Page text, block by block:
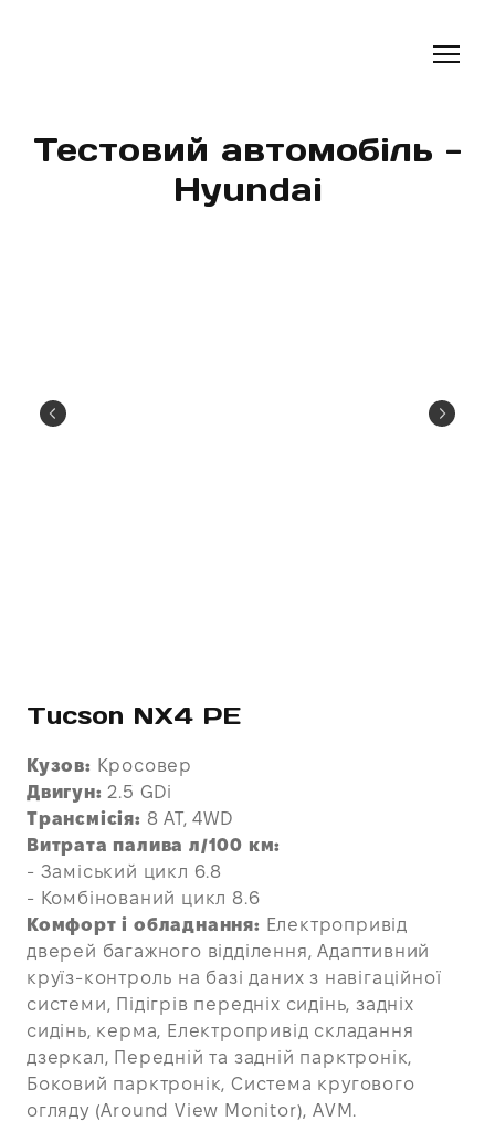
Тестовий автомобіль -
Hyundai
Tucson NX4 PE
Кузов:
Кросовер
Двигун:2.5 GDi
Трансмісія: 8 AT, 4WD
Витрата палива л/100 км:
- Заміський цикл 6.8
- Комбінований цикл 8.6
Комфорт і обладнання:
Електропривід
дверей багажного відділення, Адаптивний
круїз-контроль на базі даних з навігаційної
системи, Підігрів передніх сидінь, задніх
сидінь, керма, Електропривід складання
дзеркал, Передній та задній парктронік,
Боковий парктронік, Система кругового
огляду (Around View Monitor), AVM.